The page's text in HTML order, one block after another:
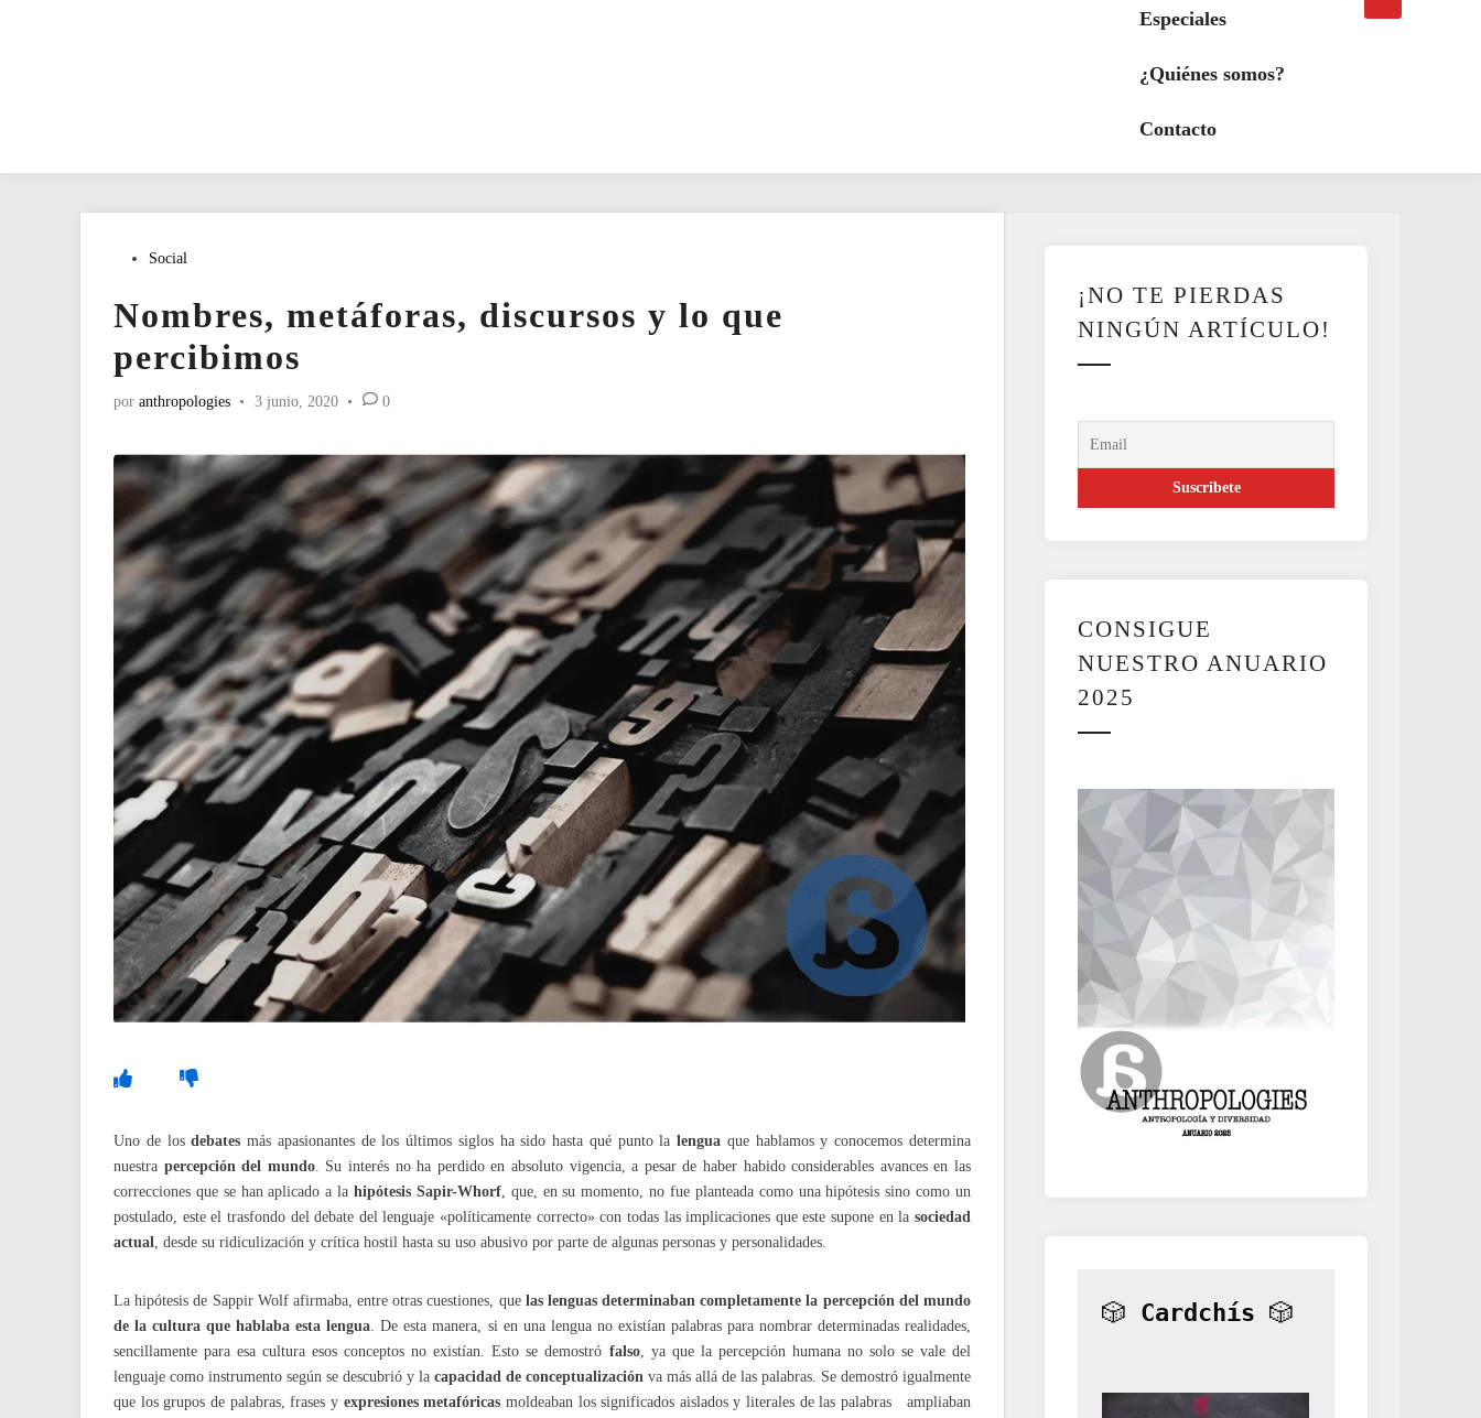
Especiales
¿Quiénes somos?
Contacto
búsqueda
Publicado
Social
Nombres, metáforas, discursos y lo que
percibimos
por anthropologies • 3 junio, 2020 • 0
Uno de losdebates más apasionantes de los últimos siglos ha sido hasta qué punto lalengua que hablamos y conocemos determina
nuestra percepción del mundo. Su interés no ha perdido en absoluto vigencia, a pesar de haber habido considerables avances en las
correcciones que se han aplicado a la hipótesis Sapir-Whorf, que, en su momento, no fue planteada como una hipótesis sino como un
postulado, este el trasfondo del debate del lenguaje «políticamente correcto» con todas las implicaciones que este supone en la sociedad
actual, desde su ridiculización y crítica hostil hasta su uso abusivo por parte de algunas personas y personalidades.
La hipótesis de Sappir Wolf afirmaba, entre otras cuestiones, que las lenguas determinaban completamente la percepción del mundo
de la cultura que hablaba esta lengua. De esta manera, si en una lengua no existían palabras para nombrar determinadas realidades,
sencillamente para esa cultura esos conceptos no existían. Esto se demostró falso, ya que la percepción humana no solo se vale del
lenguaje como instrumento según se descubrió y la capacidad de conceptualización va más allá de las palabras. Se demostró igualmente
que los grupos de palabras, frases y expresiones metafóricas moldeaban los significados aislados y literales de las palabras ampliaban
¡NO TE PIERDAS
NINGÚN ARTÍCULO!
CONSIGUE
NUESTRO ANUARIO
2025
🎲 Cardchís 🎲